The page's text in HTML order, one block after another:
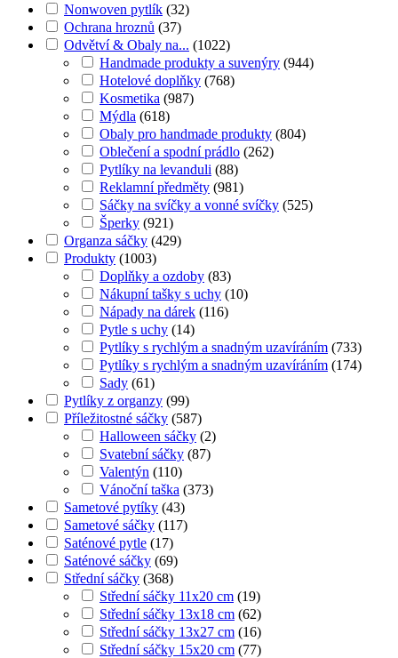
Nonwoven pytlík (32)
Ochrana hroznů (37)
Odvětví & Obaly na... (1022)
Handmade produkty a suvenýry (944)
Hotelové doplňky (768)
Kosmetika (987)
Mýdla (618)
Obaly pro handmade produkty (804)
Oblečení a spodní prádlo (262)
Pytlíky na levanduli (88)
Reklamní předměty (981)
Sáčky na svíčky a vonné svíčky (525)
Šperky (921)
Organza sáčky (429)
Produkty (1003)
Doplňky a ozdoby (83)
Nákupní tašky s uchy (10)
Nápady na dárek (116)
Pytle s uchy (14)
Pytlíky s rychlým a snadným uzavíráním (733)
Pytlíky s rychlým a snadným uzavíráním (174)
Sady (61)
Pytlíky z organzy (99)
Příležitostné sáčky (587)
Halloween sáčky (2)
Svatební sáčky (87)
Valentýn (110)
Vánoční taška (373)
Sametové pytíky (43)
Sametové sáčky (117)
Saténové pytle (17)
Saténové sáčky (69)
Střední sáčky (368)
Střední sáčky 11x20 cm (19)
Střední sáčky 13x18 cm (62)
Střední sáčky 13x27 cm (16)
Střední sáčky 15x20 cm (77)